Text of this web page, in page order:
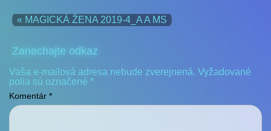
« MAGICKÁ ŽENA 2019-4_A A MS
Zanechajte odkaz
Vaša e-mailová adresa nebude zverejnená. Vyžadované
polia sú označené *
Komentár *